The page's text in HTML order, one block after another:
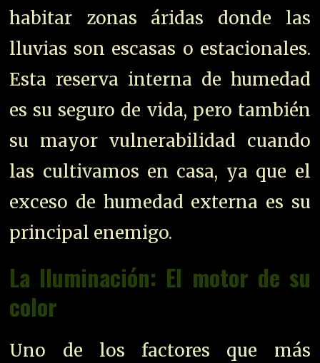
habitar zonas áridas donde las
lluvias son escasas o estacionales.
Esta reserva interna de humedad
es su seguro de vida, pero también
su mayor vulnerabilidad cuando
las cultivamos en casa, ya que el
exceso de humedad externa es su
principal enemigo.
La Iluminación: El motor de su
color
Uno de los factores que más